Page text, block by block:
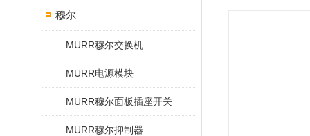
穆尔
MURR穆尔交换机
MURR电源模块
MURR穆尔面板插座开关
MURR穆尔抑制器